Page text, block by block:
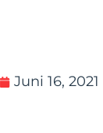
Juni 16, 2021